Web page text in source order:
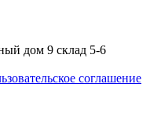
дом 9 склад 5-6
соглашение